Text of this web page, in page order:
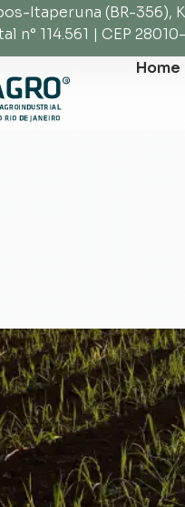
Itaperuna (BR-356),
n° 114.561 | CEP
Home